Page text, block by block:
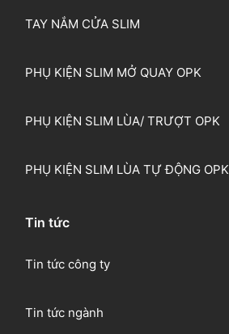
TAY NẮM CỬA SLIM
PHỤ KIỆN SLIM MỞ QUAY OPK
PHỤ KIỆN SLIM LÙA/ TRƯỢT OPK
PHỤ KIỆN SLIM LÙA TỰ ĐỘNG OPK
Tin tức
Tin tức công ty
Tin tức ngành